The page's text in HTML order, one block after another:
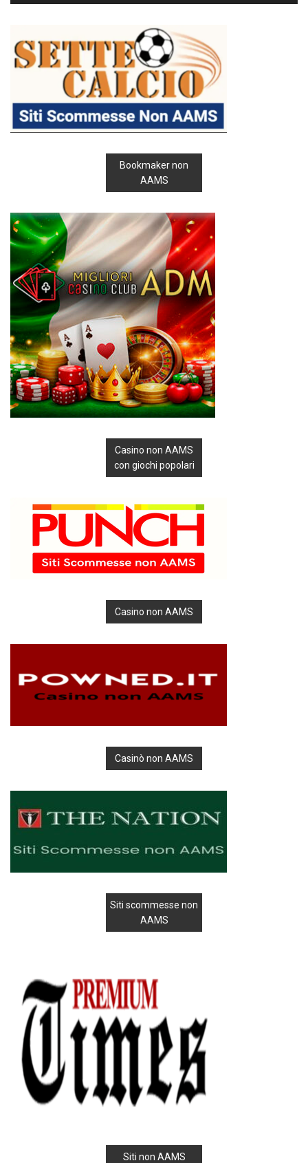
Bookmaker non
AAMS
Casino non AAMS
con giochi popolari
Casino non AAMS
Casinò non AAMS
Siti scommesse non
AAMS
Siti non AAMS